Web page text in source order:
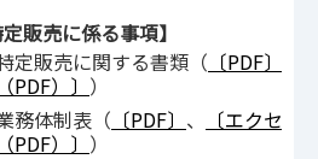
定販売に係る事項】
定販売に関する書類（ 〔PDF〕
（PDF）〕 ）
務体制表（ 〔PDF〕 、
〔エクセル
（PDF）〕 ）